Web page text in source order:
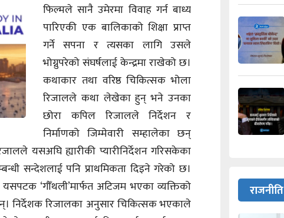
फिल्मले सानै उमेरमा विवाह गर्न बाध्य
पारिएकी एक बालिकाको शिक्षा प्राप्त
गर्ने सपना र त्यसका लागि उसले
भोग्नुपरेको संघर्षलाई केन्द्रमा राखेको छ।
कथाकार तथा वरिष्ठ चिकित्सक भोला
रिजालले कथा लेखेका हुन् भने उनका
छोरा कपिल रिजालले निर्देशन र
निर्माणको जिम्मेवारी सम्हालेका छन्
यसअघि ह्यारीकी प्यारीनिर्देशन गरिसकेका
सन्देशलाई पनि प्राथमिकता दिइने गरेको छ।
यसपटक ‘गौँथली’मार्फत अटिजम भएका व्यक्तिको
निर्देशक रिजालका अनुसार चिकित्सक भएकाले
राजनीति